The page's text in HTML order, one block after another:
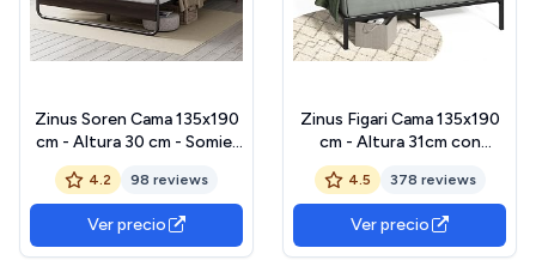
Zinus Soren Cama 135x190
cm - Altura 30 cm - Somier
de metal con cabecero y
piecero - Negro
4.2 98 reviews
Ver precio
Zinus Figari Cama 135x190
cm - Altura 31cm con
almacenaje debajo de la
cama - Somier sostenible
de bambú y metal con
cabecero de láminas -
Marrón y negro
4.5 378 reviews
Ver precio